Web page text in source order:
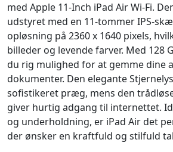
med Apple 11-Inch iPad Air Wi-Fi.
udstyret med en 11-tommer IPS-
opløsning på 2360 x 1640 pixels,
billeder og levende farver. Med 128
du rig mulighed for at gemme dine
dokumenter. Den elegante
sofistikeret præg, mens den
giver hurtig adgang til internettet.
og underholdning, er iPad Air det
der ønsker en kraftfuld og stilfuld